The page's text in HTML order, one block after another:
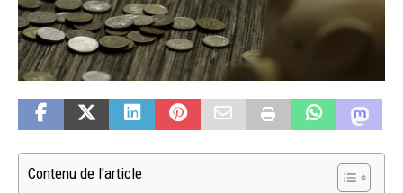
Contenu de l'article